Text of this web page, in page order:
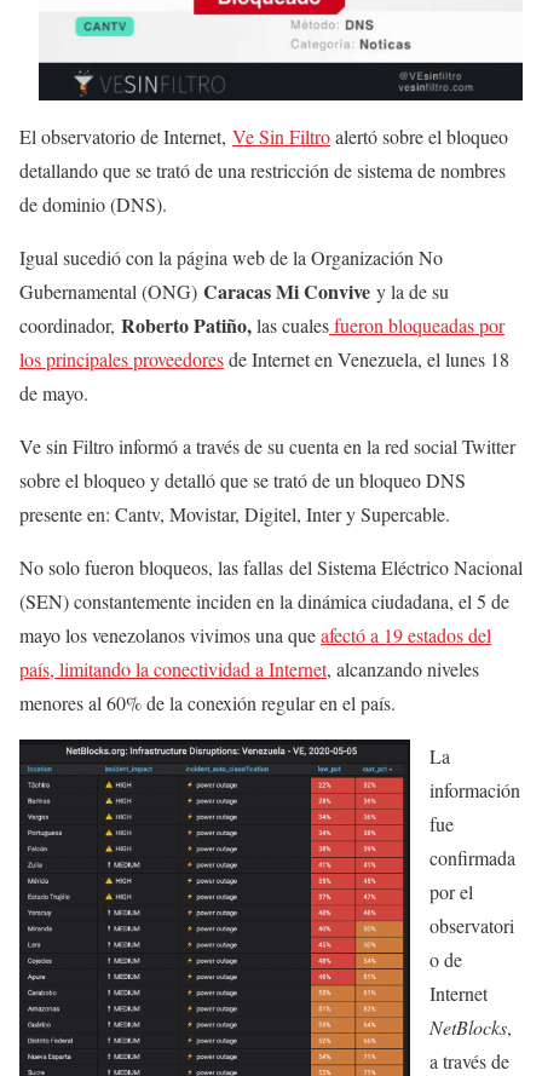
El observatorio de Internet, Ve Sin Filtroalertó sobre el bloqueo
detallando que se trató de una restricción de sistema de nombres
de dominio (DNS).
Igual sucedió con la página web de la Organización No
Gubernamental (ONG) Caracas Mi Convive y la de su
coordinador, Roberto Patiño,las cualesfueron bloqueadas por
los principales proveedoresde Internet en Venezuela, el lunes 18
de mayo.
Ve sin Filtro informó a través de su cuenta en la red social Twitter
sobre el bloqueo y detalló que se trató de un bloqueo DNS
presente en: Cantv, Movistar, Digitel, Inter y Supercable.
No solo fueron bloqueos, las fallas del Sistema Eléctrico Nacional
(SEN) constantemente inciden en la dinámica ciudadana, el 5 de
mayo los venezolanos vivimos una queafectó a 19 estados del
país, limitando la conectividad a Internet, alcanzando niveles
menores al 60% de la conexión regular en el país.
La
información
fue
confirmada
por el
observatori
o de
Internet
NetBlocks,
a través de